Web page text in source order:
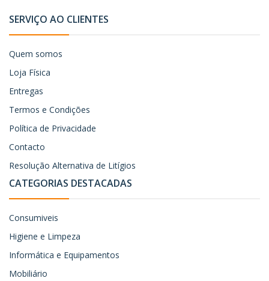
SERVIÇO AO CLIENTES
Quem somos
Loja Física
Entregas
Termos e Condições
Política de Privacidade
Contacto
Resolução Alternativa de Litígios
CATEGORIAS DESTACADAS
Consumiveis
Higiene e Limpeza
Informática e Equipamentos
Mobiliário